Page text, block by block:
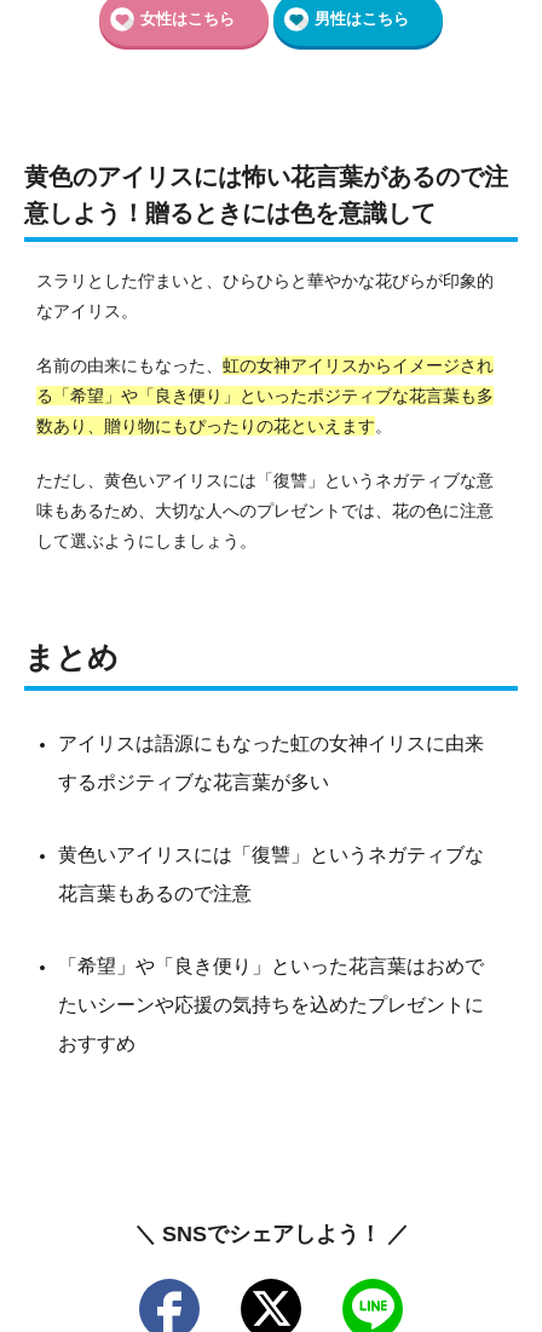
女性はこちら 男性はこちら
黄色のアイリスには怖い花言葉があるので注
意しよう！贈るときには色を意識して
スラリとした佇まいと、ひらひらと華やかな花びらが印象的
なアイリス。
名前の由来にもなった、 虹の女神アイリスからイメージされ
る「希望」や「良き便り」といったポジティブな花言葉も多
数あり、贈り物にもぴったりの花といえます。
ただし、黄色いアイリスには「復讐」というネガティブな意
味もあるため、大切な人へのプレゼントでは、花の色に注意
して選ぶようにしましょう。
まとめ
アイリスは語源にもなった虹の女神イリスに由来
するポジティブな花言葉が多い
黄色いアイリスには「復讐」というネガティブな
花言葉もあるので注意
「希望」や「良き便り」といった花言葉はおめで
たいシーンや応援の気持ちを込めたプレゼントに
おすすめ
＼ SNSでシェアしよう！ ／